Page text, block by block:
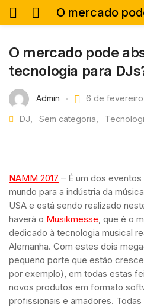
O mercado pode
tecnologia para
Admin 6 de fevereiro
DJ Sem categoria
NAMM 2017 – É um dos
mundo para a indústria da
USA e está sendo realizado
haverá o Musikmesse, que é o
dedicado à tecnologia musical
Alemanha. Com estes dois
pequeno porte que estão
por exemplo), em todas estas
novos produtos em formato
profissionais e amadores.